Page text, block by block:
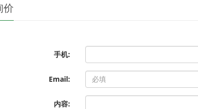
价
手机:
Email:
内容: